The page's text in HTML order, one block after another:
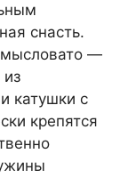
снасть.
—
катушки с
крепятся